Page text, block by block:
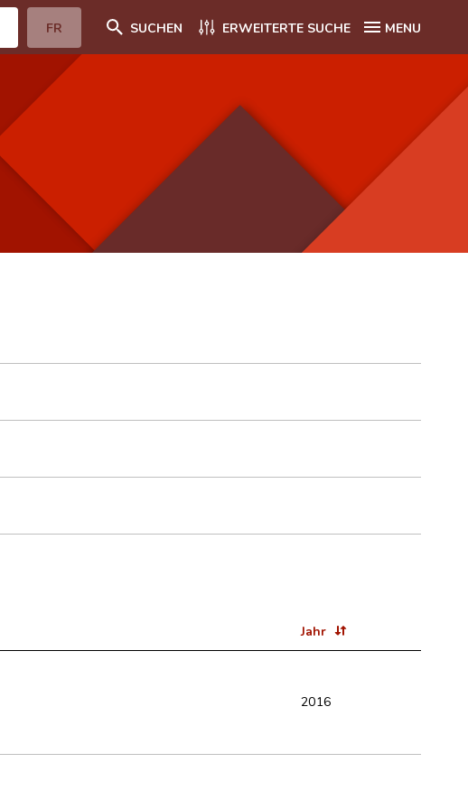
FR SUCHEN ERWEITERTE SUCHE MENU
Jahr
2016